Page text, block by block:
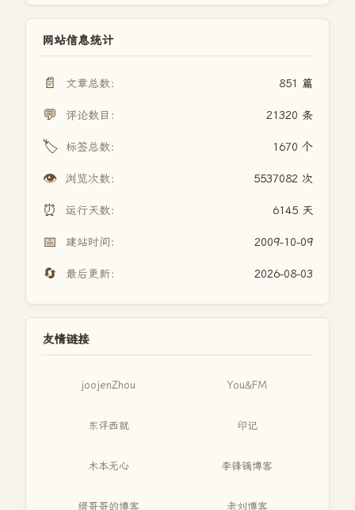
网站信息统计
📄 文章总数： 851 篇
💬 评论数目： 21320 条
🏷️ 标签总数： 1670 个
👁️ 浏览次数： 5537082 次
⏰ 运行天数： 6145 天
📅 建站时间： 2009-10-09
🔄 最后更新： 2026-08-03
友情链接
joojenZhou You&FM
东评西就 印记
木本无心 李锋镝博客
缙哥哥的博客 老刘博客